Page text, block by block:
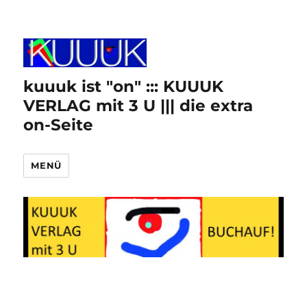
kuuuk ist "on" ::: KUUUK
VERLAG mit 3 U ||| die extra
on-Seite
MENÜ